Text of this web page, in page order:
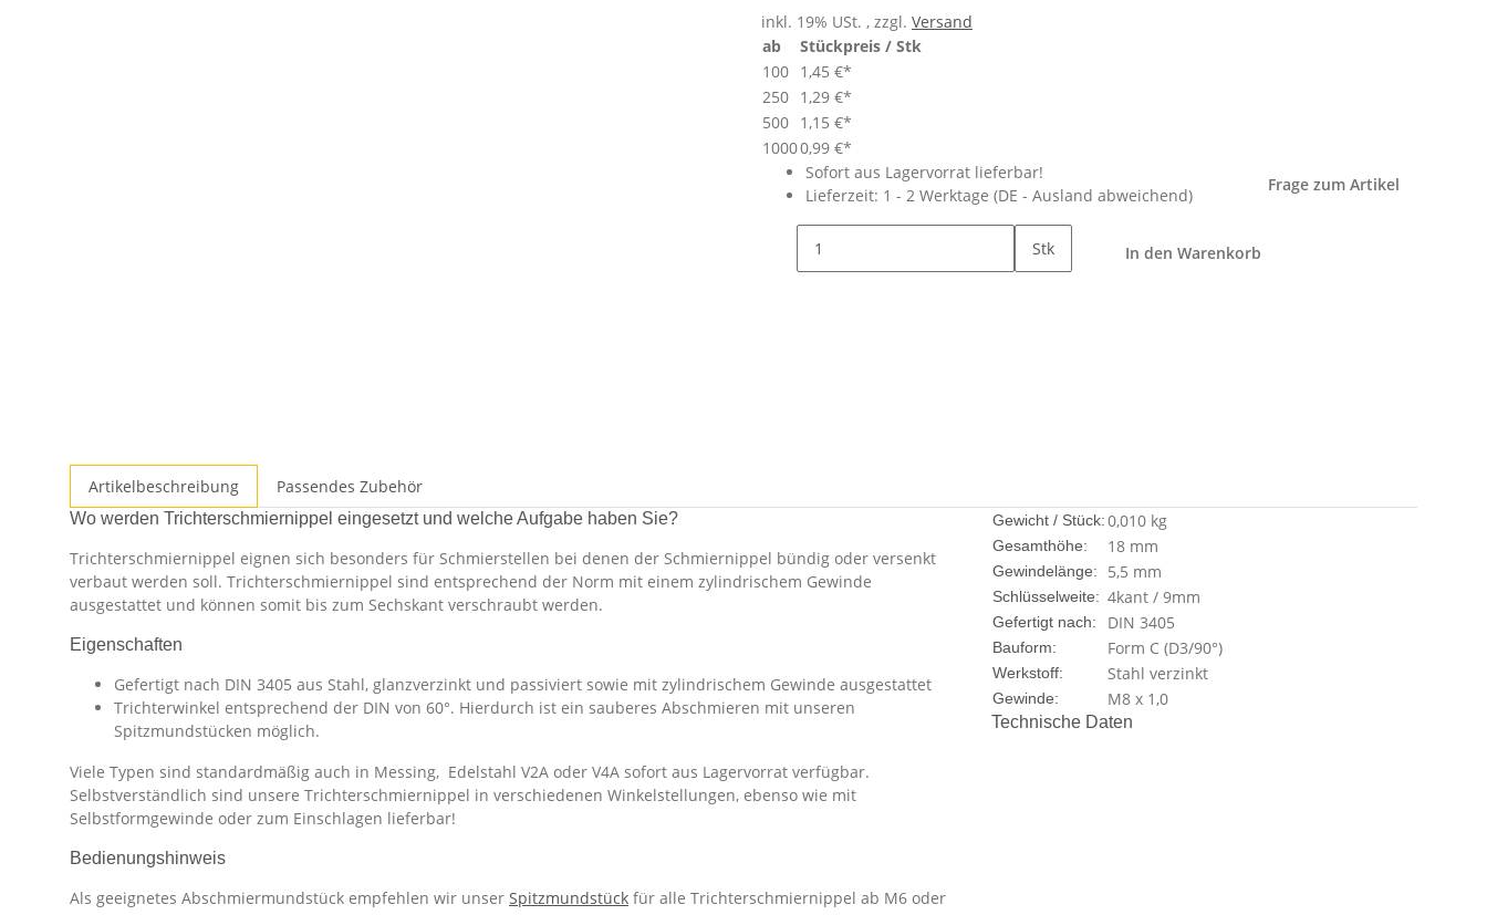
inkl. 19% USt. , zzgl. Versand
ab
Stückpreis / Stk
100 1,45 €*
250 1,29 €*
500 1,15 €*
10000,99 €*
Sofort aus Lagervorrat lieferbar!
Lieferzeit: 1 - 2 Werktage (DE - Ausland abweichend)
Frage zum Artikel
Stk In den Warenkorb
Artikelbeschreibung Passendes Zubehör
Wo werden Trichterschmiernippel eingesetzt und welche Aufgabe haben Sie?
Trichterschmiernippel eignen sich besonders für Schmierstellen bei denen der Schmiernippel bündig oder versenkt
verbaut werden soll. Trichterschmiernippel sind entsprechend der Norm mit einem zylindrischem Gewinde
ausgestattet und können somit bis zum Sechskant verschraubt werden.
Eigenschaften
Gefertigt nach DIN 3405 aus Stahl, glanzverzinkt und passiviert sowie mit zylindrischem Gewinde ausgestattet
Trichterwinkel entsprechend der DIN von 60°. Hierdurch ist ein sauberes Abschmieren mit unseren
Spitzmundstücken möglich.
Viele Typen sind standardmäßig auch in Messing, Edelstahl V2A oder V4A sofort aus Lagervorrat verfügbar.
Selbstverständlich sind unsere Trichterschmiernippel in verschiedenen Winkelstellungen, ebenso wie mit
Selbstformgewinde oder zum Einschlagen lieferbar!
Bedienungshinweis
Als geeignetes Abschmiermundstück empfehlen wir unser Spitzmundstück für alle Trichterschmiernippel ab M6 oder
Technische Daten
Gewicht / Stück: 0,010 kg
Gesamthöhe: 18 mm
Gewindelänge: 5,5 mm
Schlüsselweite: 4kant / 9mm
Gefertigt nach: DIN 3405
Bauform: Form C (D3/90°)
Werkstoff: Stahl verzinkt
Gewinde: M8 x 1,0